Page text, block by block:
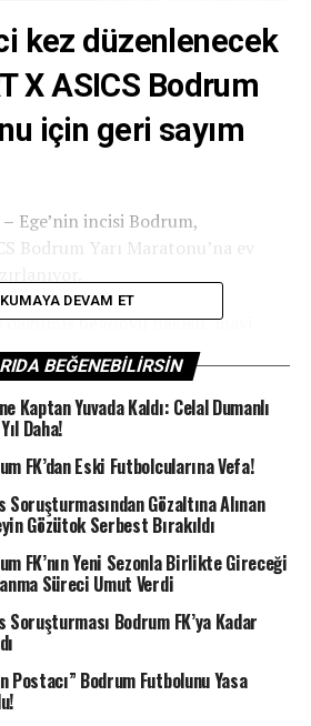
kez düzenlenecek
X ASICS Bodrum
için geri sayım
Ege’nin incisi Bodrum,
Bodrum Yarı Maratonu’na ev
begonvil nakışlı, mavi
denize açılan dar sokakları ile
INTERSPORT X ASICS
heyecanı 4-5-6 Ekim tarihlerinde
Hissettirir” sloganı ile
X ASICS Bodrum Yarı
koşulacak. Denizin ve doğanın
tarih ve kültürel
koşma fırsatının yakalandığı
Kültür ve Turizm Bakanlığı,
ve Türkiye Atletizm Federasyonu
ve ASICS isim
DEVAM ET
BEĞENEBILIRSIN
Kaptan Yuvada Kaldı: Celal Dumanlı
Daha!
FK’dan Eski Futbolcularına Vefa!
Soruşturmasından Gözaltına Alınan
Gözütok Serbest Bırakıldı
FK’nın Yeni Sezonla Birlikte Gireceği
Süreci Umut Verdi
Soruşturması Bodrum FK’ya Kadar
Postacı” Bodrum Futbolunu Yasa